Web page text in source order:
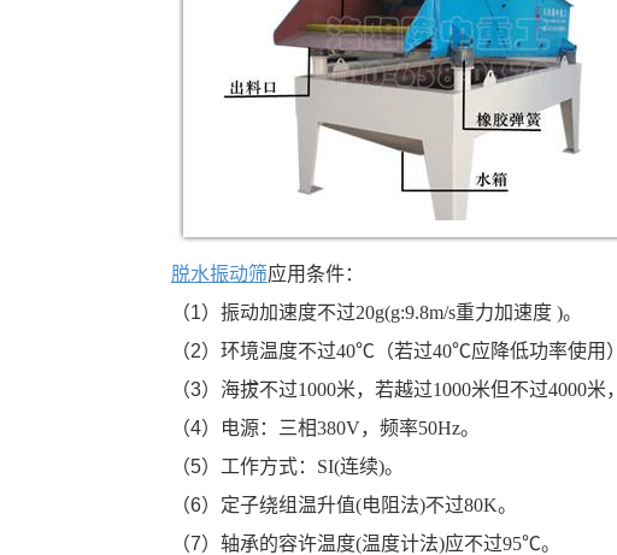
脱水振动筛应用条件：
（1）振动加速度不过20g(g:9.8m/s重力加速度 )。
（2）环境温度不过40℃（若过40℃应降低功率使用
（3）海拔不过1000米，若越过1000米但不过4000米
（4）电源：三相380V，频率50Hz。
（5）工作方式： SI(连续)。
（6）定子绕组温升值(电阻法)不过80K。
（7）轴承的容许温度(温度计法)应不过95℃。